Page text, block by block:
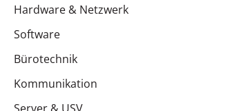
Hardware & Netzwerk
Software
Bürotechnik
Kommunikation